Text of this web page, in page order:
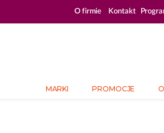
ZALOGUJ SIĘ I KUPUJ
O firmie Kontakt
MARKI PROMOCJE